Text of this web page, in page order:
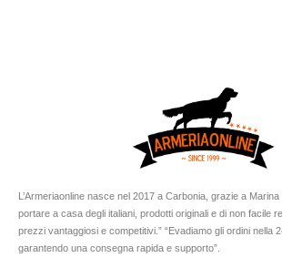
L’Armeriaonline nasce nel 2017 a Carbonia, grazie a Marina
portare a casa degli italiani, prodotti originali e di non facile
prezzi vantaggiosi e competitivi.” “Evadiamo gli ordini nella
garantendo una consegna rapida e supporto”.